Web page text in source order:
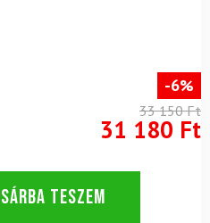
-6%
33 150 Ft
31 180 Ft
TESZEM